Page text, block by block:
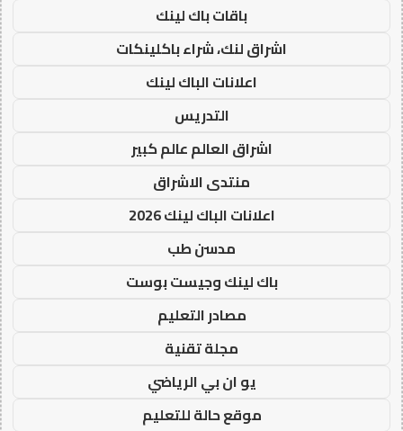
باقات باك لينك
اشراق لنك، شراء باكلينكات
اعلانات الباك لينك
التدريس
اشراق العالم عالم كبير
منتدى الاشراق
اعلانات الباك لينك 2026
مدسن طب
باك لينك وجيست بوست
مصادر التعليم
مجلة تقنية
يو ان بي الرياضي
موقع حالة للتعليم